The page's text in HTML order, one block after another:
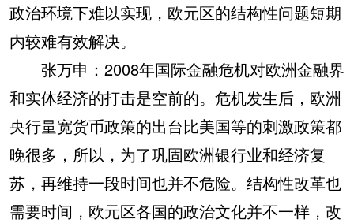
政治环境下难以实现，欧元区的结构性问题短期
内较难有效解决。
张万申：2008年国际金融危机对欧洲金融界
和实体经济的打击是空前的。危机发生后，欧洲
央行量宽货币政策的出台比美国等的刺激政策都
晚很多，所以，为了巩固欧洲银行业和经济复
苏，再维持一段时间也并不危险。结构性改革也
需要时间，欧元区各国的政治文化并不一样，改